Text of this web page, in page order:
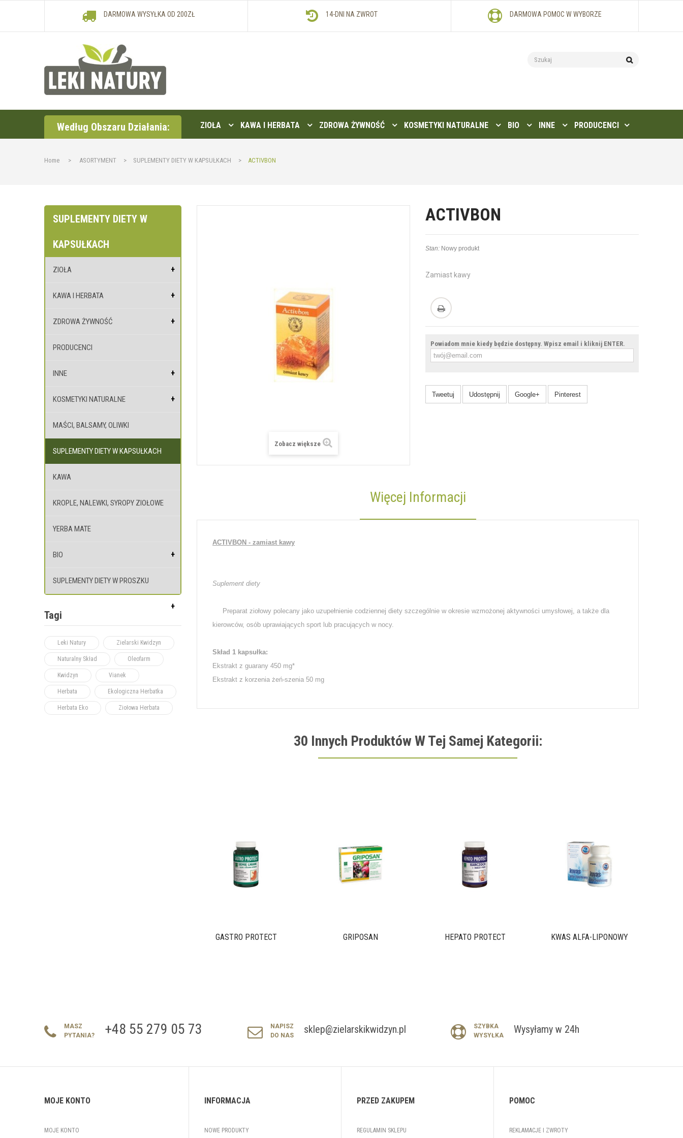
DARMOWA WYSYŁKA OD 200ZŁ 14-DNI NA ZWROT DARMOWA POMOC W WYBORZE
Według Obszaru Działania: ZIOŁA KAWA I HERBATA ZDROWA ŻYWNOŚĆ KOSMETYKI NATURALNE BIO INNE PRODUCENCI
Home > ASORTYMENT > SUPLEMENTY DIETY W KAPSUŁKACH > ACTIVBON
SUPLEMENTY DIETY W
KAPSUŁKACH
ZIOŁA
KAWA I HERBATA
ZDROWA ŻYWNOŚĆ
PRODUCENCI
INNE
KOSMETYKI NATURALNE
MAŚCI, BALSAMY, OLIWKI
SUPLEMENTY DIETY W KAPSUŁKACH
KAWA
KROPLE, NALEWKI, SYROPY ZIOŁOWE
YERBA MATE
BIO
SUPLEMENTY DIETY W PROSZKU
Tagi
Leki Natury Zielarski Kwidzyn
Naturalny Skład Oleofarm
Kwidzyn Vianek
Herbata Ekologiczna Herbatka
Herbata Eko Ziołowa Herbata
Zobacz większe
ACTIVBON
Stan: Nowy produkt
Zamiast kawy
Powiadom mnie kiedy będzie dostępny. Wpisz email i kliknij ENTER.
Tweetuj Udostępnij Google+ Pinterest
Więcej Informacji
ACTIVBON - zamiast kawy
Suplement diety
Preparat ziołowy polecany jako uzupełnienie codziennej diety szczególnie w okresie wzmożonej aktywności umysłowej, a także dla
kierowców, osób uprawiających sport lub pracujących w nocy.
Skład 1 kapsułka:
Ekstrakt z guarany 450 mg*
Ekstrakt z korzenia żeń-szenia 50 mg
30 Innych Produktów W Tej Samej Kategorii:
GASTRO PROTECT GRIPOSAN HEPATO PROTECT KWAS ALFA-LIPONOWY
MASZ
PYTANIA?
+48 55 279 05 73
NAPISZ
DO NAS
sklep@zielarskikwidzyn.pl
SZYBKA
WYSYŁKA
Wysyłamy w 24h
MOJE KONTO
MOJE KONTO
INFORMACJA
NOWE PRODUKTY
PRZED ZAKUPEM
REGULAMIN SKLEPU
POMOC
REKLAMACJE I ZWROTY